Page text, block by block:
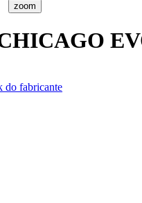
zoom
do fabricante